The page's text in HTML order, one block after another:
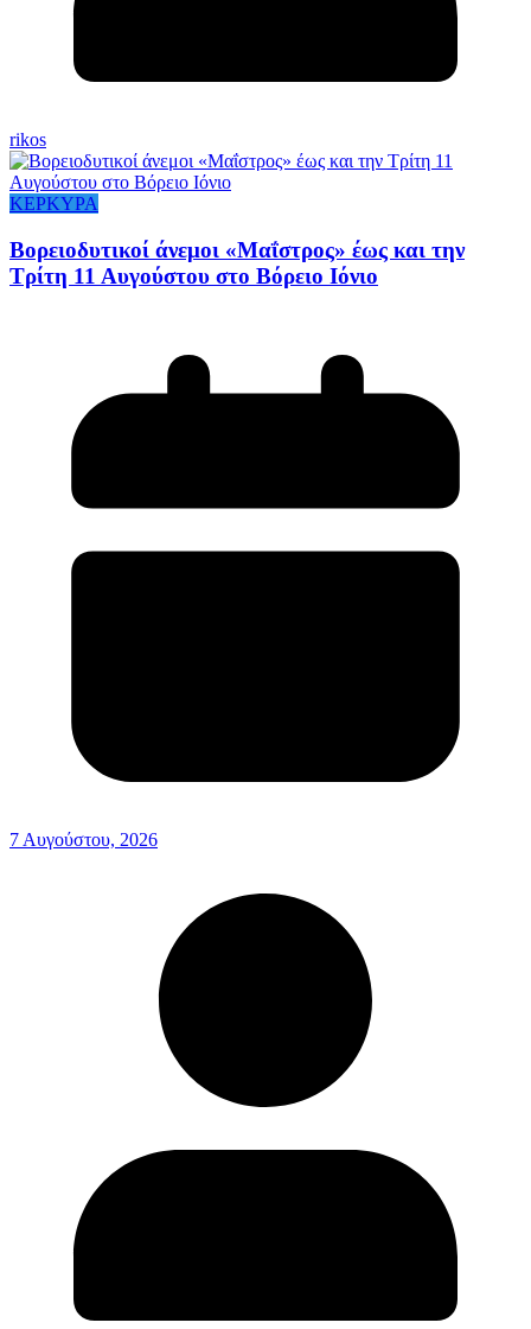
rikos
ΚΕΡΚΥΡΑ
Βορειοδυτικοί άνεμοι «Μαΐστρος» έως και την
Τρίτη 11 Αυγούστου στο Βόρειο Ιόνιο
7 Αυγούστου, 2026